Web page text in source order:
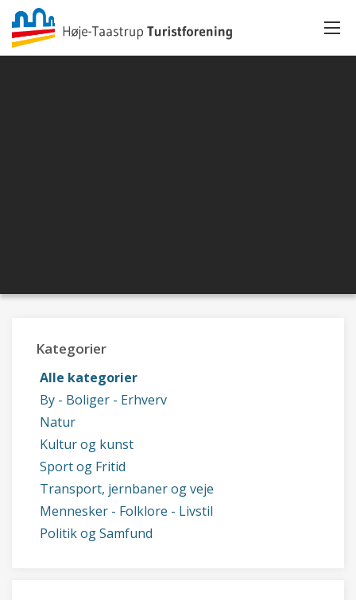
Kategorier
Alle kategorier
By - Boliger - Erhverv
Natur
Kultur og kunst
Sport og Fritid
Transport, jernbaner og veje
Mennesker - Folklore - Livstil
Politik og Samfund